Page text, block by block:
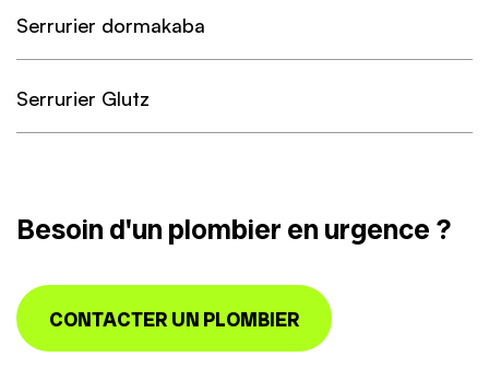
Serrurier dormakaba
Serrurier Glutz
Besoin d'un plombier en urgence ?
CONTACTER UN PLOMBIER